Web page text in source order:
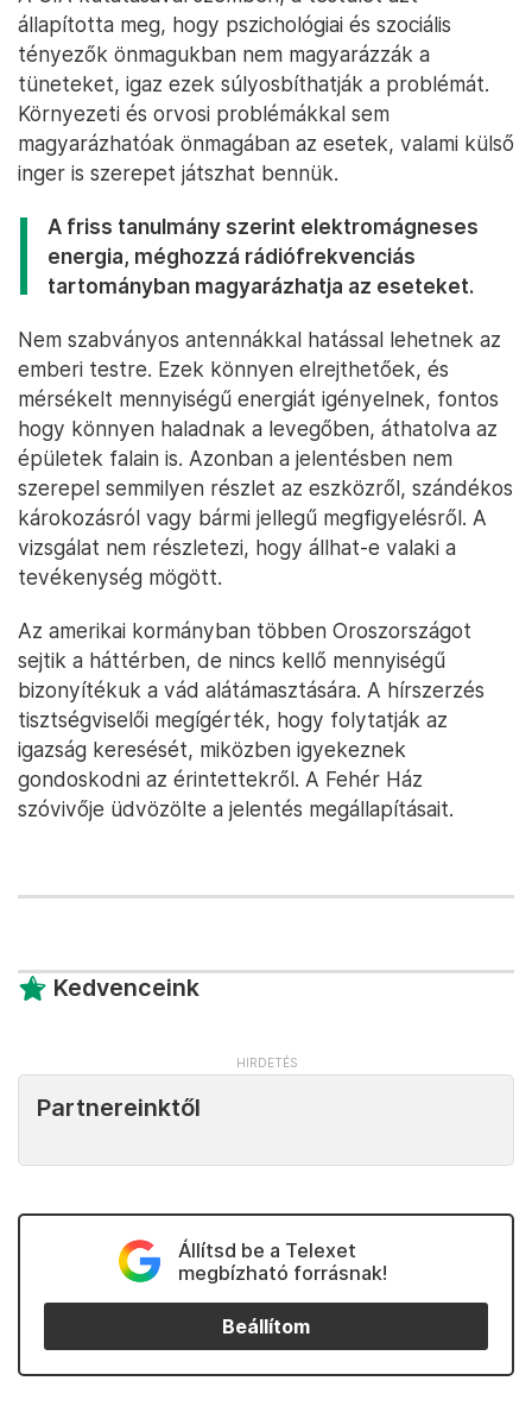
állapította meg, hogy pszichológiai és szociális
tényezők önmagukban nem magyarázzák a
tüneteket, igaz ezek súlyosbíthatják a problémát.
Környezeti és orvosi problémákkal sem
magyarázhatóak önmagában az esetek, valami külső
inger is szerepet játszhat bennük.
A friss tanulmány szerint elektromágneses
energia, méghozzá rádiófrekvenciás
tartományban magyarázhatja az eseteket.
Nem szabványos antennákkal hatással lehetnek az
emberi testre. Ezek könnyen elrejthetőek, és
mérsékelt mennyiségű energiát igényelnek, fontos
hogy könnyen haladnak a levegőben, áthatolva az
épületek falain is. Azonban a jelentésben nem
szerepel semmilyen részlet az eszközről, szándékos
károkozásról vagy bármi jellegű megfigyelésről. A
vizsgálat nem részletezi, hogy állhat-e valaki a
tevékenység mögött.
Az amerikai kormányban többen Oroszországot
sejtik a háttérben, de nincs kellő mennyiségű
bizonyítékuk a vád alátámasztására. A hírszerzés
tisztségviselői megígérték, hogy folytatják az
igazság keresését, miközben igyekeznek
gondoskodni az érintettekről. A Fehér Ház
szóvivője üdvözölte a jelentés megállapításait.
Kedvenceink
Partnereinktől
Állítsd be a Telexet
megbízható forrásnak!
Beállítom